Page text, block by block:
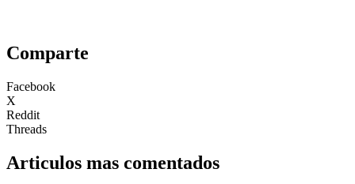
Comparte
Facebook
X
Reddit
Threads
Articulos mas comentados